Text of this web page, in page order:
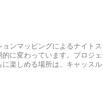
ンマッピングによるナイトス
に変わっています。プロジェ
楽しめる場所は、キャッスル